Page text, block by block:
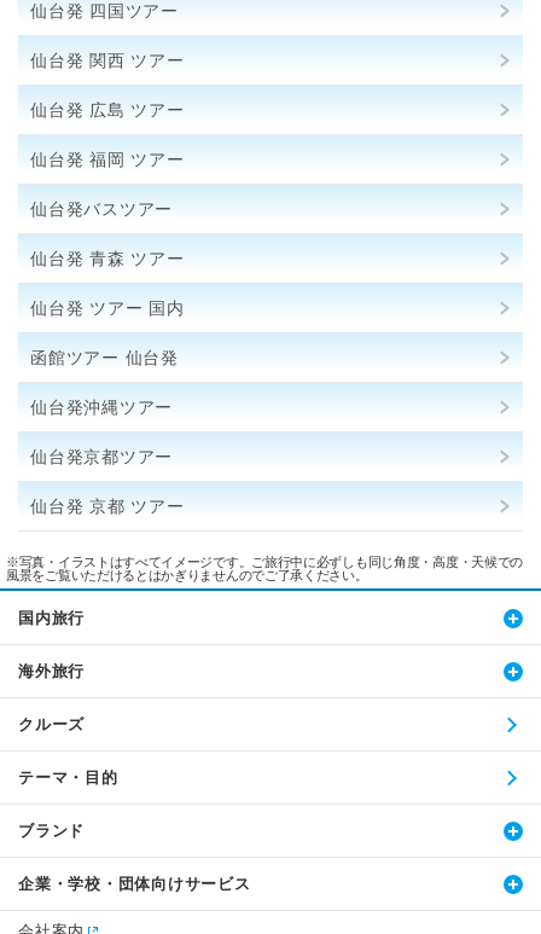
仙台発 四国ツアー
仙台発 関西 ツアー
仙台発 広島 ツアー
仙台発 福岡 ツアー
仙台発バスツアー
仙台発 青森 ツアー
仙台発 ツアー 国内
函館ツアー 仙台発
仙台発沖縄ツアー
仙台発京都ツアー
仙台発 京都 ツアー
※写真・イラストはすべてイメージです。ご旅行中に必ずしも同じ角度・高度・天候での
風景をご覧いただけるとはかぎりませんのでご了承ください。
国内旅行
海外旅行
クルーズ
テーマ・目的
ブランド
企業・学校・団体向けサービス